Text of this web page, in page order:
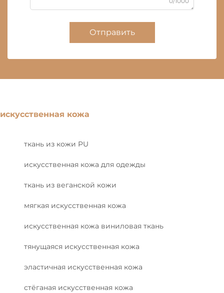
Отправить
искусственная кожа
ткань из кожи PU
искусственная кожа для одежды
ткань из веганской кожи
мягкая искусственная кожа
искусственная кожа виниловая ткань
тянущаяся искусственная кожа
эластичная искусственная кожа
стёганая искусственная кожа